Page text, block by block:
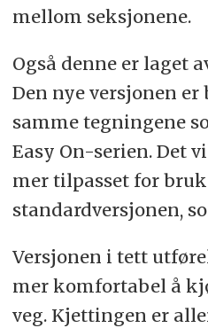
mellom seksjonene.
Også denne er laget
Den nye versjonen er
samme tegningene
Easy On-serien. Det
mer tilpasset for
standardversjonen,
Versjonen i tett
mer komfortabel å
veg. Kjettingen er